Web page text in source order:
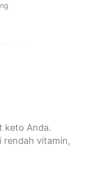
keto Anda.
rendah vitamin,